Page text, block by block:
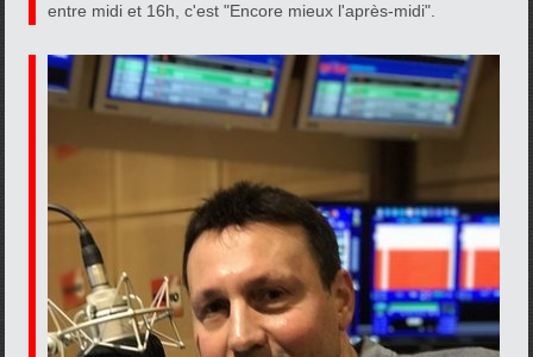
entre midi et 16h, c'est "Encore mieux l'après-midi".